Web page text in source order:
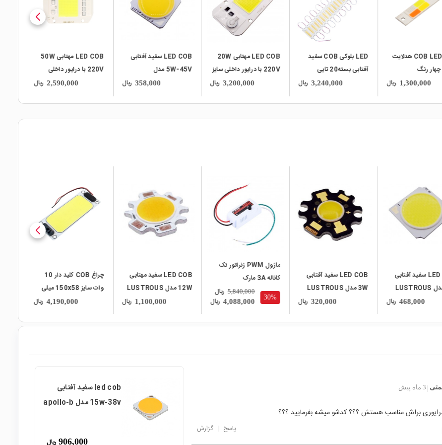
چیپ COB LED هدلایت
15W چهار رنگ
CW/
1,300,000 ریال
LED بلوکی COB سفید
آفتابی بسته20 تایی
3,240,000 ریال
LED COB مهتابی 20W
220V با درایور داخلی سایز
7540 دارای مدار حفاظتی
3,200,000 ریال
LED COB سفید آفتابی
5W-45V مدل
APOLLO-B
358,000 ریال
LED COB مهتابی 50W
220V با درایور داخلی
2,590,000 ریال
LED COB سفید آفتابی
5W مدل LUSTROUS
468,000 ریال
LED COB سفید آفتابی
3W مدل LUSTROUS
320,000 ریال 30%
ماژول PWM ژنراتور تک
کاناله 3A مارک
CCMseries
4,088,000 ریال
5,840,000 ریال
LED COB سفید مهتابی
12W مدل LUSTROUS
L112NW
1,100,000 ریال
چراغ COB کلید دار 10
وات سایز 150x58 میلی
4,190,000 ریال
3 ماه پیش
براش مناسب هستش ؟؟؟ کدشو میشه بفرمایید ؟؟؟
پاسخ | گزارش
led cob سفید آفتابی
15w-38v مدل apollo-b
906,000 ریال